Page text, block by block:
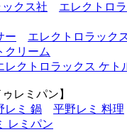
クス社
エレクトロ
ー
エレクトロラック
クリーム
レクトロラックス ケト
レミパン】
レミ 鍋
平野レミ 料理
レミパン